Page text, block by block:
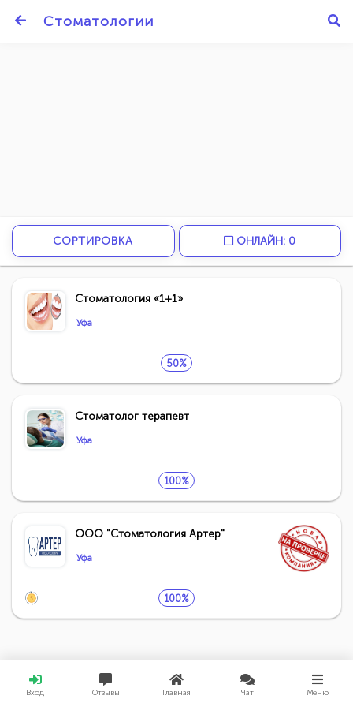
Стоматологии
Вход Отзывы Главная Чат Меню
СОРТИРОВКА ОНЛАЙН: 0
Стоматология «1+1»
Уфа
50%
Стоматолог терапевт
Уфа
100%
ООО "Стоматология Артер"
Уфа
100%